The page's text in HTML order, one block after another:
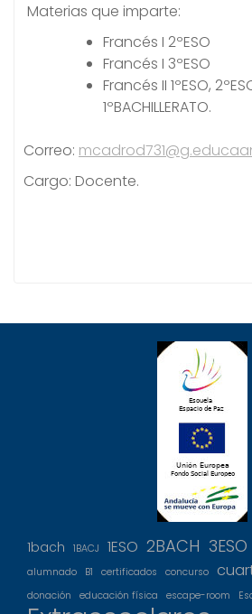
Materias que imparte:
Francés I 2ºESO
Francés I 3ºESO
Francés II 1ºESO,
1ºBACHILLERATO.
Correo:
Cargo: Docente.
1bach 1BACJ 1ESO 2BACH 3ESO
alumnado
B1 certificados concurso
donación
educación física escape-room